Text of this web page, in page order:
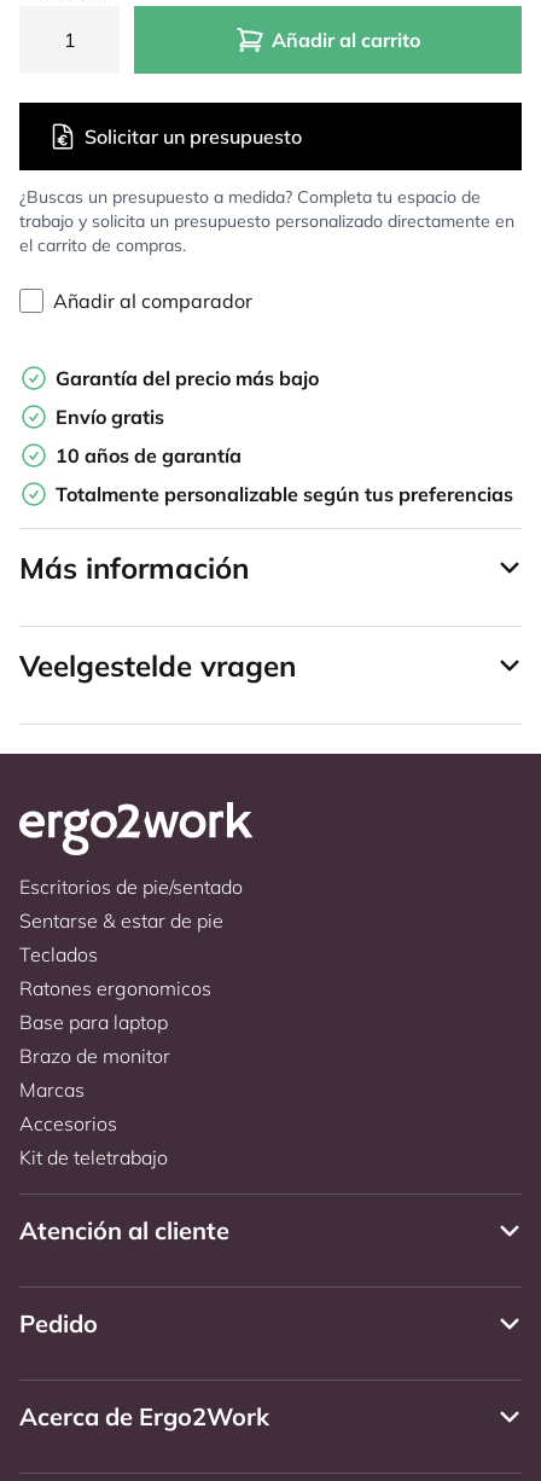
Añadir al carrito
¿Buscas un presupuesto a medida? Completa tu espacio de
trabajo y solicita un presupuesto personalizado directamente en
el carrito de compras.
Solicitar un presupuesto
Añadir al comparador
Garantía del precio más bajo
Envío gratis
10 años de garantía
Totalmente personalizable según tus preferencias
Más información
Veelgestelde vragen
Escritorios de pie/sentado
Sentarse & estar de pie
Teclados
Ratones ergonomicos
Base para laptop
Brazo de monitor
Marcas
Accesorios
Kit de teletrabajo
Atención al cliente
Pedido
Acerca de Ergo2Work